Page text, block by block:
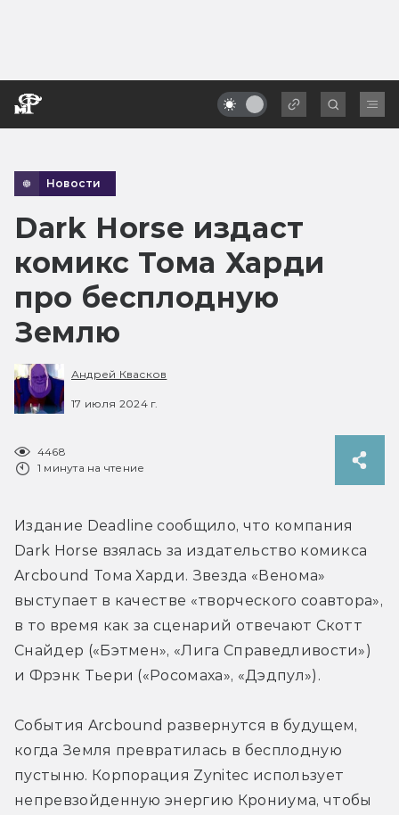
Новости
Dark Horse издаст
комикс Тома Харди
про бесплодную
Землю
Андрей Квасков
17 июля 2024 г.
4468
1 минута на чтение
Издание Deadline сообщило, что компания
Dark Horse взялась за издательство комикса
Arcbound Тома Харди. Звезда «Венома»
выступает в качестве «творческого соавтора»,
в то время как за сценарий отвечают Скотт
Снайдер («Бэтмен», «Лига Справедливости»)
и Фрэнк Тьери («Росомаха», «Дэдпул»).
События Arcbound развернутся в будущем,
когда Земля превратилась в бесплодную
пустыню. Корпорация Zynitec использует
непревзойденную энергию Крониума, чтобы